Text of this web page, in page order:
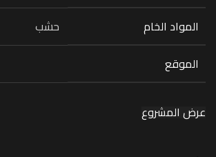
المواد الخام
حشب
الموقع
عرض المشروع